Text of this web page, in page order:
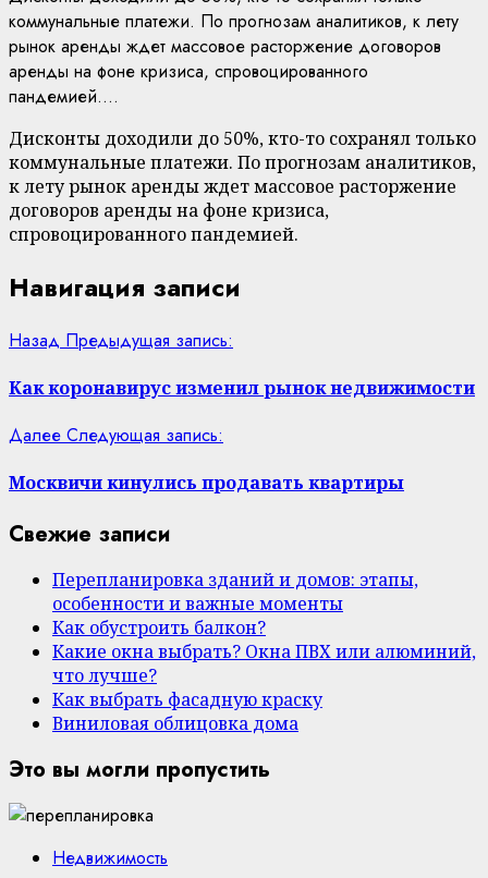
коммунальные платежи. По прогнозам аналитиков, к лету
рынок аренды ждет массовое расторжение договоров
аренды на фоне кризиса, спровоцированного
пандемией....
Дисконты доходили до 50%, кто-то сохранял только
коммунальные платежи. По прогнозам аналитиков,
к лету рынок аренды ждет массовое расторжение
договоров аренды на фоне кризиса,
спровоцированного пандемией.
Навигация записи
Назад Предыдущая запись:
Как коронавирус изменил рынок недвижимости
Далее Следующая запись:
Москвичи кинулись продавать квартиры
Свежие записи
Перепланировка зданий и домов: этапы,
особенности и важные моменты
Как обустроить балкон?
Какие окна выбрать? Окна ПВХ или алюминий,
что лучше?
Как выбрать фасадную краску
Виниловая облицовка дома
Это вы могли пропустить
Недвижимость